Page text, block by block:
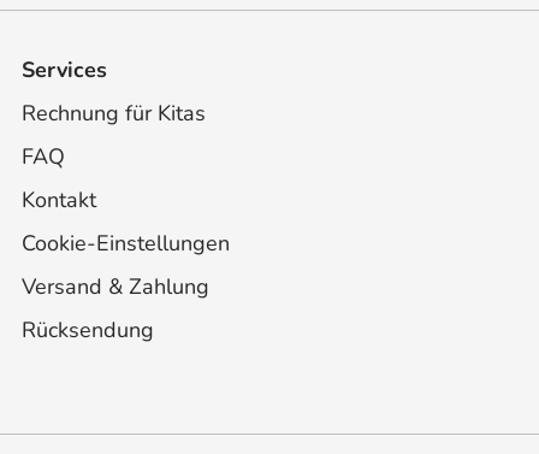
Services
Rechnung für Kitas
FAQ
Kontakt
Cookie-Einstellungen
Versand & Zahlung
Rücksendung